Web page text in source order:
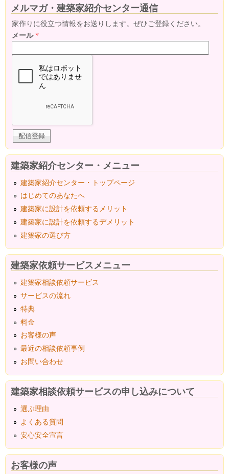
メルマガ・建築家紹介センター通信
家作りに役立つ情報をお送りします。ぜひご登録ください。
メール*
建築家紹介センター・メニュー
建築家紹介センター・トップページ
はじめてのあなたへ
建築家に設計を依頼するメリット
建築家に設計を依頼するデメリット
建築家の選び方
建築家依頼サービスメニュー
建築家相談依頼サービス
サービスの流れ
特典
料金
お客様の声
最近の相談依頼事例
お問い合わせ
建築家相談依頼サービスの申し込みについて
選ぶ理由
よくある質問
安心安全宣言
お客様の声